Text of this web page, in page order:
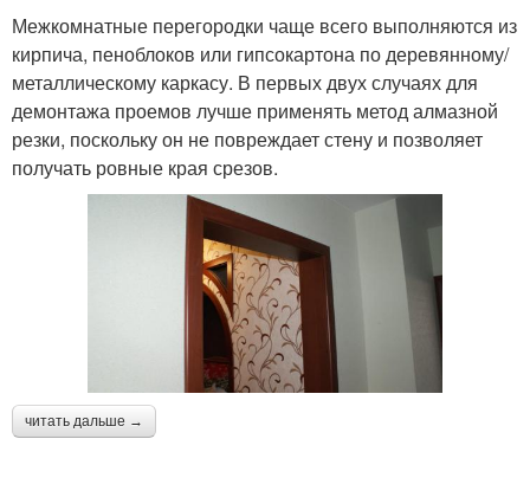
Межкомнатные перегородки чаще всего выполняются из
кирпича, пеноблоков или гипсокартона по деревянному/
металлическому каркасу. В первых двух случаях для
демонтажа проемов лучше применять метод алмазной
резки, поскольку он не повреждает стену и позволяет
получать ровные края срезов.
читать дальше →